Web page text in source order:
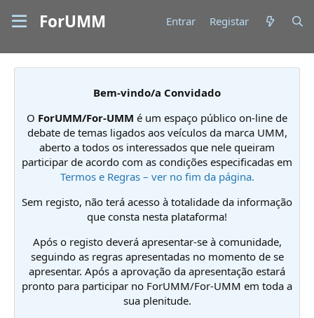
ForUMM Entrar Registar
Bem-vindo/a Convidado
O ForUMM/For-UMM é um espaço público on-line de
debate de temas ligados aos veículos da marca UMM,
aberto a todos os interessados que nele queiram
participar de acordo com as condições especificadas em
Termos e Regras – ver no fim da página.
Sem registo, não terá acesso à totalidade da informação
que consta nesta plataforma!
Após o registo deverá apresentar-se à comunidade,
seguindo as regras apresentadas no momento de se
apresentar. Após a aprovação da apresentação estará
pronto para participar no ForUMM/For-UMM em toda a
sua plenitude.